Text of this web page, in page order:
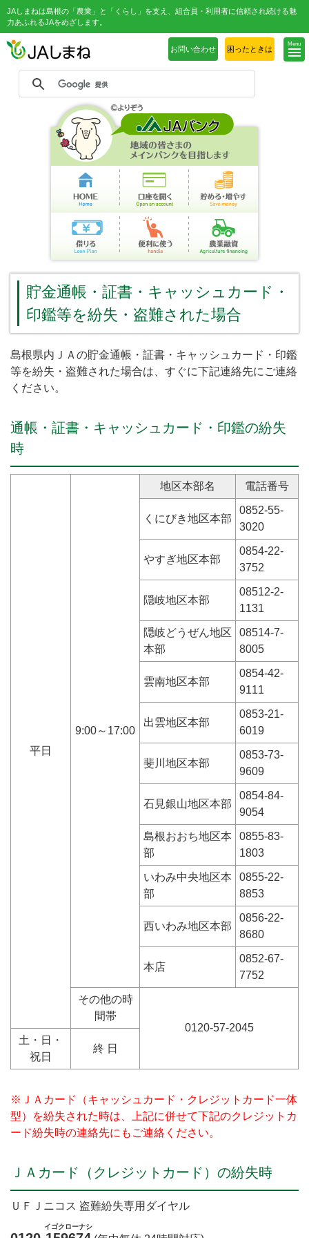
JAしまねは島根の「農業」と「くらし」を支え、組合員・利用者に信頼され続ける魅
力あふれるJAをめざします。
Menu
お問い合わせ 困ったときは
貯金通帳・証書・キャッシュカード・
印鑑等を紛失・盗難された場合
島根県内ＪＡの貯金通帳・証書・キャッシュカード・印鑑
等を紛失・盗難された場合は、すぐに下記連絡先にご連絡
ください。
通帳・証書・キャッシュカード・印鑑の紛失
時
平日
9:00～17:00
地区本部名 電話番号
くにびき地区本部
0852-55-
3020
やすぎ地区本部
0854-22-
3752
隠岐地区本部
08512-2-
1131
隠岐どうぜん地区
本部
08514-7-
8005
雲南地区本部
0854-42-
9111
出雲地区本部
0853-21-
6019
斐川地区本部
0853-73-
9609
石見銀山地区本部
0854-84-
9054
島根おおち地区本
部
0855-83-
1803
いわみ中央地区本
部
0855-22-
8853
西いわみ地区本部
0856-22-
8680
本店
0852-67-
7752
その他の時
間帯
0120-57-2045
土・日・
祝日
終 日
※ＪＡカード（キャッシュカード・クレジットカード一体
型）を紛失された時は、上記に併せて下記のクレジットカ
ード紛失時の連絡先にもご連絡ください。
ＪＡカード（クレジットカード）の紛失時
ＵＦＪニコス 盗難紛失専用ダイヤル
イゴクローナシ